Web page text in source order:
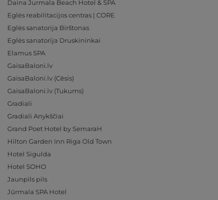
Daina Jurmala Beach Hotel & SPA
Eglės reabilitacijos centras | CORE
Eglės sanatorija Birštonas
Eglės sanatorija Druskininkai
Elamus SPA
GaisaBaloni.lv
GaisaBaloni.lv (Cēsis)
GaisaBaloni.lv (Tukums)
Gradiali
Gradiali Anykščiai
Grand Poet Hotel by SemaraH
Hilton Garden Inn Riga Old Town
Hotel Sigulda
Hotel SOHO
Jaunpils pils
Jūrmala SPA Hotel